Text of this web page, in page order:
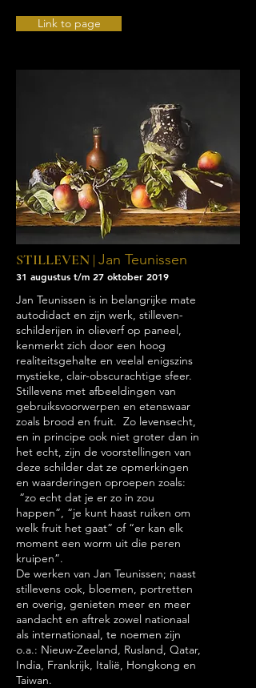
Link to page
STILLEVEN | Jan Teunissen
31 augustus t/m 27 oktober 2019
Jan Teunissen is in belangrijke mate
autodidact en zijn werk, stilleven-
schilderijen in olieverf op paneel,
kenmerkt zich door een hoog
realiteitsgehalte en veelal enigszins
mystieke, clair-obscurachtige sfeer.
Stillevens met afbeeldingen van
gebruiksvoorwerpen en etenswaar
zoals brood en fruit. Zo levensecht,
en in principe ook niet groter dan in
het echt, zijn de voorstellingen van
deze schilder dat ze opmerkingen
en waarderingen oproepen zoals:
“zo echt dat je er zo in zou
happen”, “je kunt haast ruiken om
welk fruit het gaat” of “er kan elk
moment een worm uit die peren
kruipen”.
De werken van Jan Teunissen; naast
stillevens ook, bloemen, portretten
en overig, genieten meer en meer
aandacht en aftrek zowel nationaal
als internationaal, te noemen zijn
o.a.: Nieuw-Zeeland, Rusland, Qatar,
India, Frankrijk, Italië, Hongkong en
Taiwan.